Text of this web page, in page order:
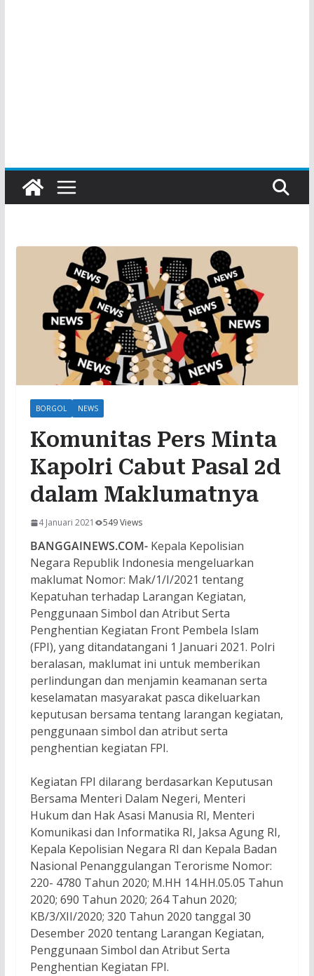
BORGOL NEWS
Komunitas Pers Minta
Kapolri Cabut Pasal 2d
dalam Maklumatnya
4 Januari 2021 549 Views
BANGGAINEWS.COM-Kepala Kepolisian
Negara Republik Indonesia mengeluarkan
maklumat Nomor: Mak/1/I/2021 tentang
Kepatuhan terhadap Larangan Kegiatan,
Penggunaan Simbol dan Atribut Serta
Penghentian Kegiatan Front Pembela Islam
(FPI), yang ditandatangani 1 Januari 2021. Polri
beralasan, maklumat ini untuk memberikan
perlindungan dan menjamin keamanan serta
keselamatan masyarakat pasca dikeluarkan
keputusan bersama tentang larangan kegiatan,
penggunaan simbol dan atribut serta
penghentian kegiatan FPI.
Kegiatan FPI dilarang berdasarkan Keputusan
Bersama Menteri Dalam Negeri, Menteri
Hukum dan Hak Asasi Manusia RI, Menteri
Komunikasi dan Informatika RI, Jaksa Agung RI,
Kepala Kepolisian Negara RI dan Kepala Badan
Nasional Penanggulangan Terorisme Nomor:
220- 4780 Tahun 2020; M.HH 14.HH.05.05 Tahun
2020; 690 Tahun 2020; 264 Tahun 2020;
KB/3/XII/2020; 320 Tahun 2020 tanggal 30
Desember 2020 tentang Larangan Kegiatan,
Penggunaan Simbol dan Atribut Serta
Penghentian Kegiatan FPI.